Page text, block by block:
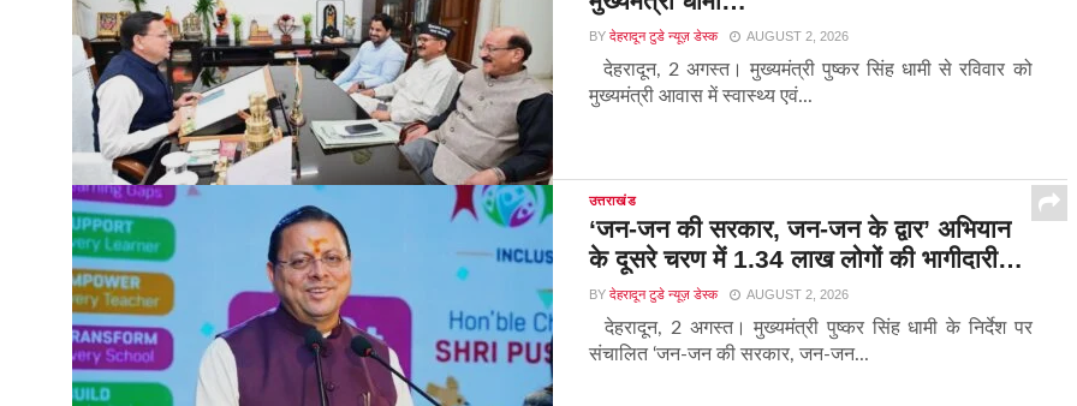
BY देहरादून टुडे न्यूज़ डेस्क AUGUST 2, 2026
देहरादून, 2 अगस्त। मुख्यमंत्री पुष्कर सिंह धामी से रविवार को
मुख्यमंत्री आवास में स्वास्थ्य एवं...
उत्तराखंड
‘जन-जन की सरकार, जन-जन के द्वार’ अभियान
के दूसरे चरण में 1.34 लाख लोगों की भागीदारी…
BY देहरादून टुडे न्यूज़ डेस्क AUGUST 2, 2026
देहरादून, 2 अगस्त। मुख्यमंत्री पुष्कर सिंह धामी के निर्देश पर
संचालित ‘जन-जन की सरकार, जन-जन...